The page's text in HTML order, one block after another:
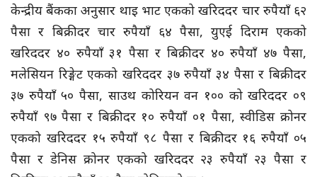
केन्द्रीय बैंकका अनुसार थाइ भाट एकको खरिददर चार रुपैयाँ ६२
पैसा र बिक्रीदर चार रुपैयाँ ६४ पैसा, युएई दिराम एकको
खरिददर ४० रुपैयाँ ३१ पैसा र बिक्रीदर ४० रुपैयाँ ४७ पैसा,
मलेसियन रिङ्गेट एकको खरिददर ३७ रुपैयाँ ३४ पैसा र बिक्रीदर
३७ रुपैयाँ ५० पैसा, साउथ कोरियन वन १०० को खरिददर ०९
रुपैयाँ ९७ पैसा र बिक्रीदर १० रुपैयाँ ०१ पैसा, स्वीडिस क्रोनर
एकको खरिददर १५ रुपैयाँ ९८ पैसा र बिक्रीदर १६ रुपैयाँ ०५
पैसा र डेनिस क्रोनर एकको खरिददर २३ रुपैयाँ २३ पैसा र